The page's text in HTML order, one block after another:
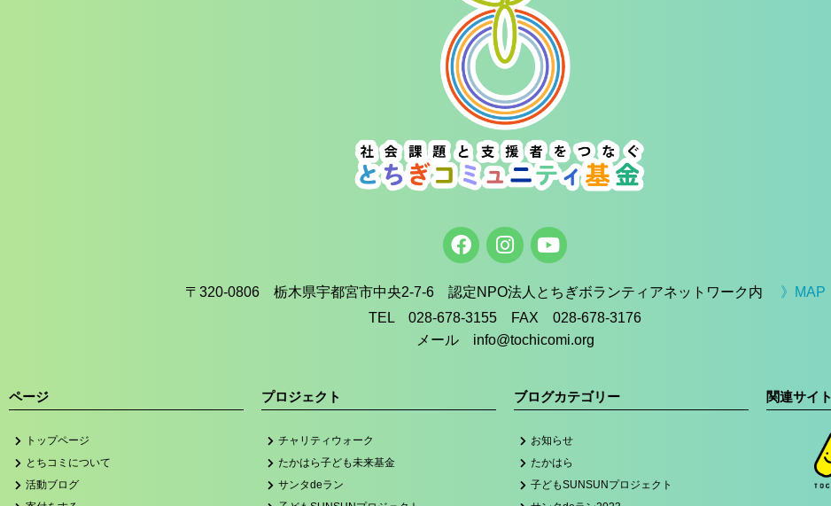
〒320-0806 栃木県宇都宮市中央2-7-6 認定NPO法人とちぎボランティアネットワーク内 》MAP
TEL 028-678-3155 FAX 028-678-3176
メール info@tochicomi.org
ページ
トップページ
とちコミについて
活動ブログ
プロジェクト
チャリティウォーク
たかはら子ども未来基金
サンタdeラン
ブログカテゴリー
お知らせ
たかはら
子どもSUNSUNプロジェクト
関連サイト